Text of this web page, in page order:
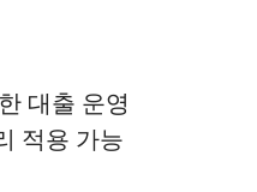
대출 운영
적용 가능